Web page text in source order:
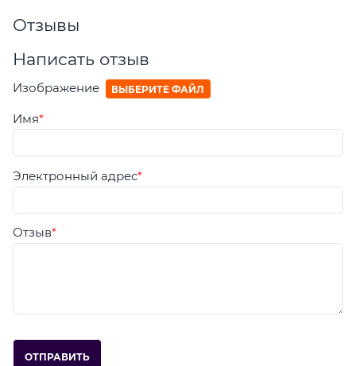
Отзывы
Написать отзыв
Изображение ВЫБЕРИТЕ ФАЙЛ
Имя
Электронный адрес
Отзыв